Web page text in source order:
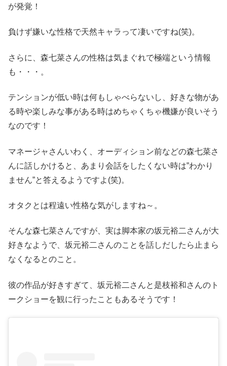
が発覚！
負けず嫌いな性格で天然キャラって凄いですね(笑)。
さらに、森七菜さんの性格は気まぐれで極端という情報
も・・・。
テンションが低い時は何もしゃべらないし、好きな物があ
る時や楽しみな事がある時はめちゃくちゃ機嫌が良いそう
なのです！
マネージャさんいわく、オーディション前などの森七菜さ
んに話しかけると、あまり会話をしたくない時は”わかり
ません”と答えるようですよ(笑)。
オタクとは程遠い性格な気がしますね～。
そんな森七菜さんですが、実は脚本家の坂元裕二さんが大
好きなようで、坂元裕二さんのことを話しだしたら止まら
なくなるとのこと。
彼の作品が好きすぎて、坂元裕二さんと是枝裕和さんのト
ークショーを観に行ったこともあるそうです！